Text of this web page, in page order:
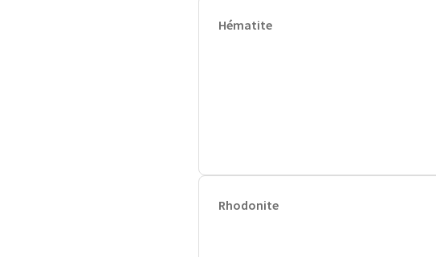
Hématite
Rhodonite